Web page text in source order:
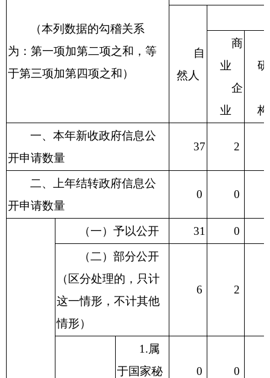
（本列数据的勾稽关系
为：第一项加第二项之和，等
于第三项加第四项之和）
自
然人
商
业
企
业
研
构
一、本年新收政府信息公
开申请数量
37 2
二、上年结转政府信息公
开申请数量
0 0
（一）予以公开 31
0
（二）部分公开
（区分处理的，只计
这一情形，不计其他
情形）
6 2
1.属
于国家秘
0 0